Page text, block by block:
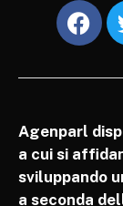
Agenparl
a cui si
sviluppando
a seconda